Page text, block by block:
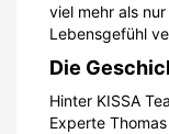
viel mehr als
Lebensgefühl
Die
Hinter KISSA
Experte